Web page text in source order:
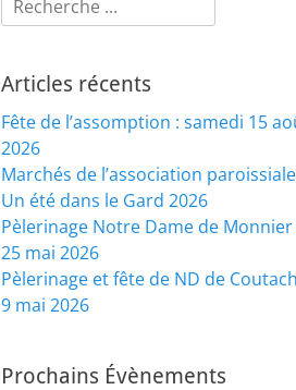
Articles récents
Fête de l’assomption : samedi 15
2026
Marchés de l’association paroissiale
Un été dans le Gard 2026
Pèlerinage Notre Dame de Monnier
25 mai 2026
Pèlerinage et fête de ND de
9 mai 2026
Prochains Évènements